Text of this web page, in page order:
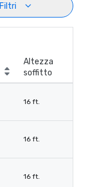
Filtri
Altezza
soffitto
16 ft.
16 ft.
16 ft.